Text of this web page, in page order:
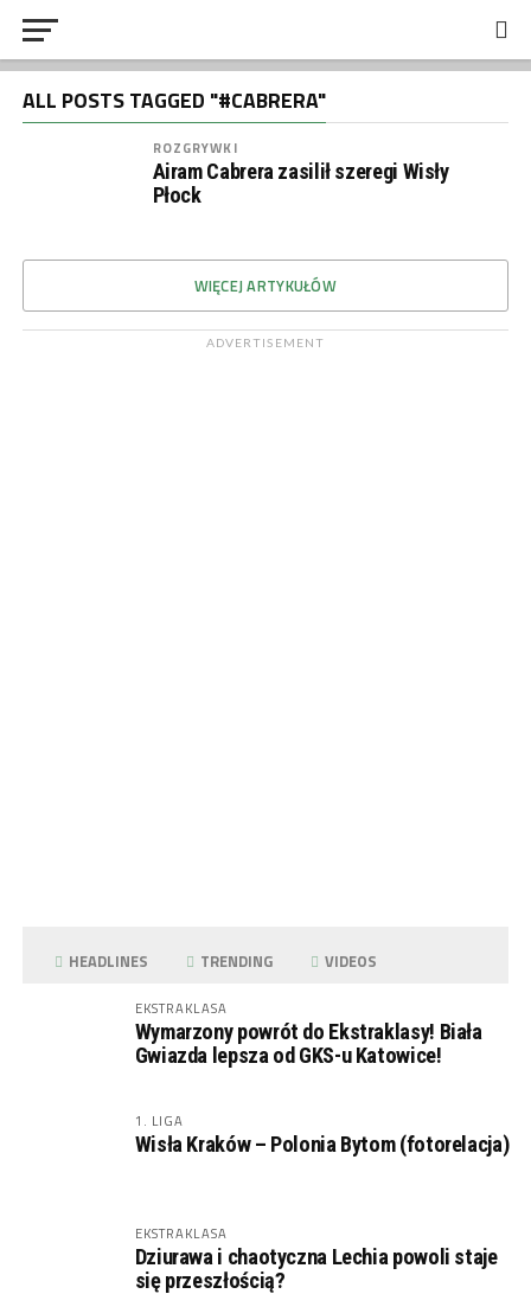
ALL POSTS TAGGED "#CABRERA"
ROZGRYWKI
Airam Cabrera zasilił szeregi Wisły
Płock
WIĘCEJ ARTYKUŁÓW
ADVERTISEMENT
HEADLINES TRENDING VIDEOS
EKSTRAKLASA
Wymarzony powrót do Ekstraklasy! Biała
Gwiazda lepsza od GKS-u Katowice!
1. LIGA
Wisła Kraków – Polonia Bytom (fotorelacja)
EKSTRAKLASA
Dziurawa i chaotyczna Lechia powoli staje
się przeszłością?